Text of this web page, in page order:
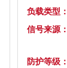
负载类型：
信号来源：
防护等级：